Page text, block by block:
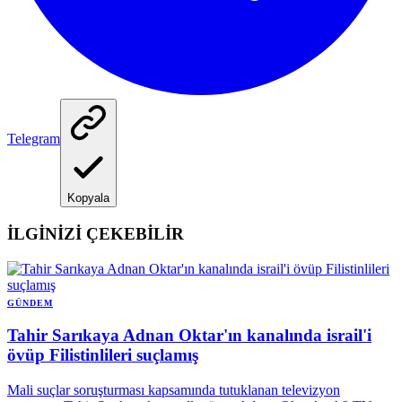
Telegram
Kopyala
İLGİNİZİ ÇEKEBİLİR
GÜNDEM
Tahir Sarıkaya Adnan Oktar'ın kanalında israil'i
övüp Filistinlileri suçlamış
Mali suçlar soruşturması kapsamında tutuklanan televizyon